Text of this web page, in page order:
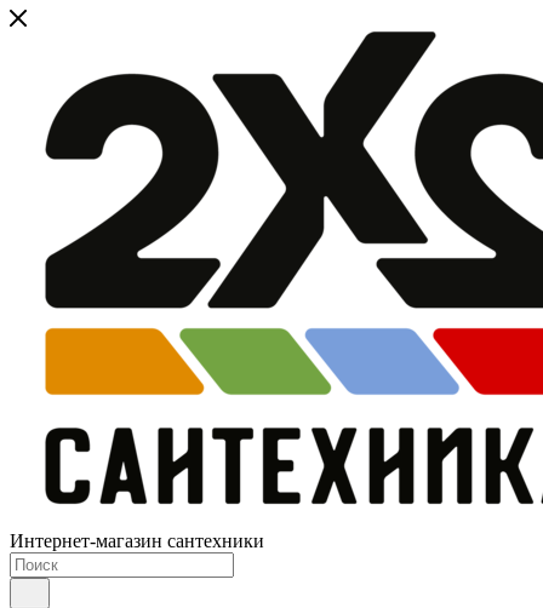
Интернет-магазин сантехники